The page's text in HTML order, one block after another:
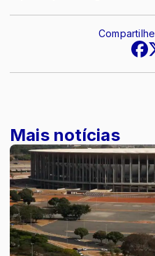
Mais notícias